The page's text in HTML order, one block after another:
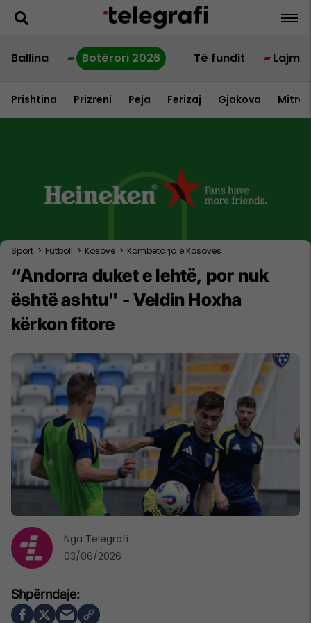
Ballina Botërori 2026 Të fundit Lajme
Prishtina Prizreni Peja Ferizaj Gjakova
Sport > Futboll > Kosovë > Kombëtarja e Kosovës
“Andorra duket e lehtë, por nuk
është ashtu" - Veldin Hoxha
kërkon fitore
Nga Telegrafi
03/06/2026